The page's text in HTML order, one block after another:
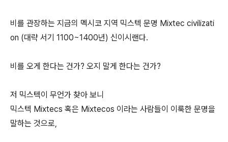
비를 관장하는 지금의 멕시코 지역 믹스텍 문명 Mixtec civilizati
on (대략 서기 1100~1400년) 신이시랜다.
비를 오게 한다는 건가? 오지 말게 한다는 건가?
저 믹스텍이 무언가 찾아 보니
믹스텍 Mixtecs 혹은 Mixtecos 이라는 사람들이 이룩한 문명을
말하는 것으로,